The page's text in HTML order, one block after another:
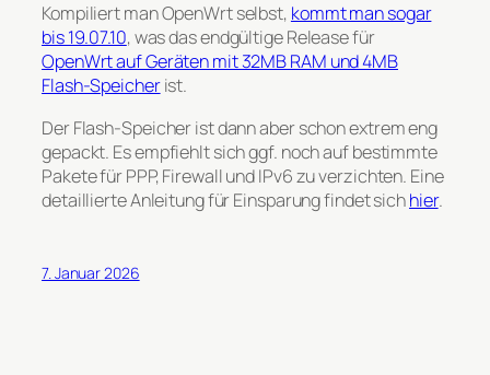
Kompiliert man OpenWrt selbst, kommt man sogar
bis 19.07.10, was das endgültige Release für
OpenWrt auf Geräten mit 32MB RAM und 4MB
Flash-Speicherist.
Der Flash-Speicher ist dann aber schon extrem eng
gepackt. Es empfiehlt sich ggf. noch auf bestimmte
Pakete für PPP, Firewall und IPv6 zu verzichten. Eine
detaillierte Anleitung für Einsparung findet sichhier.
7. Januar 2026